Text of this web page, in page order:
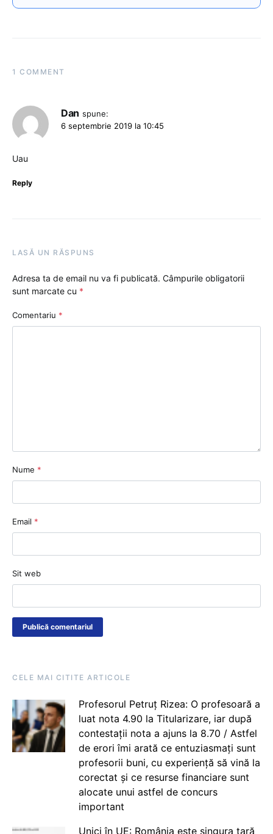
1 COMMENT
Dan spune:
6 septembrie 2019 la 10:45
Uau
Reply
LASĂ UN RĂSPUNS
Adresa ta de email nu va fi publicată. Câmpurile obligatorii
sunt marcate cu *
Comentariu *
Nume *
Email *
Sit web
CELE MAI CITITE ARTICOLE
Profesorul Petruț Rizea: O profesoară a
luat nota 4.90 la Titularizare, iar după
contestații nota a ajuns la 8.70 / Astfel
de erori îmi arată ce entuziasmați sunt
profesorii buni, cu experiență să vină la
corectat și ce resurse financiare sunt
alocate unui astfel de concurs
important
Unici în UE: România este singura țară